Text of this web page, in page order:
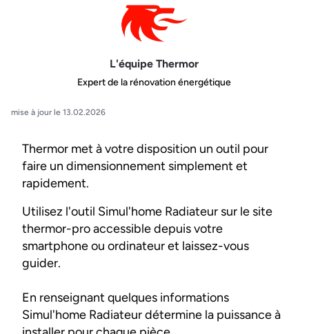
L'équipe Thermor
Expert de la rénovation énergétique
mise à jour le 13.02.2026
Thermor met à votre disposition un outil pour
faire un dimensionnement simplement et
rapidement.
Utilisez l'outil Simul'home Radiateur sur le site
thermor-pro accessible depuis votre
smartphone ou ordinateur et laissez-vous
guider.
En renseignant quelques informations
Simul'home Radiateur détermine la puissance à